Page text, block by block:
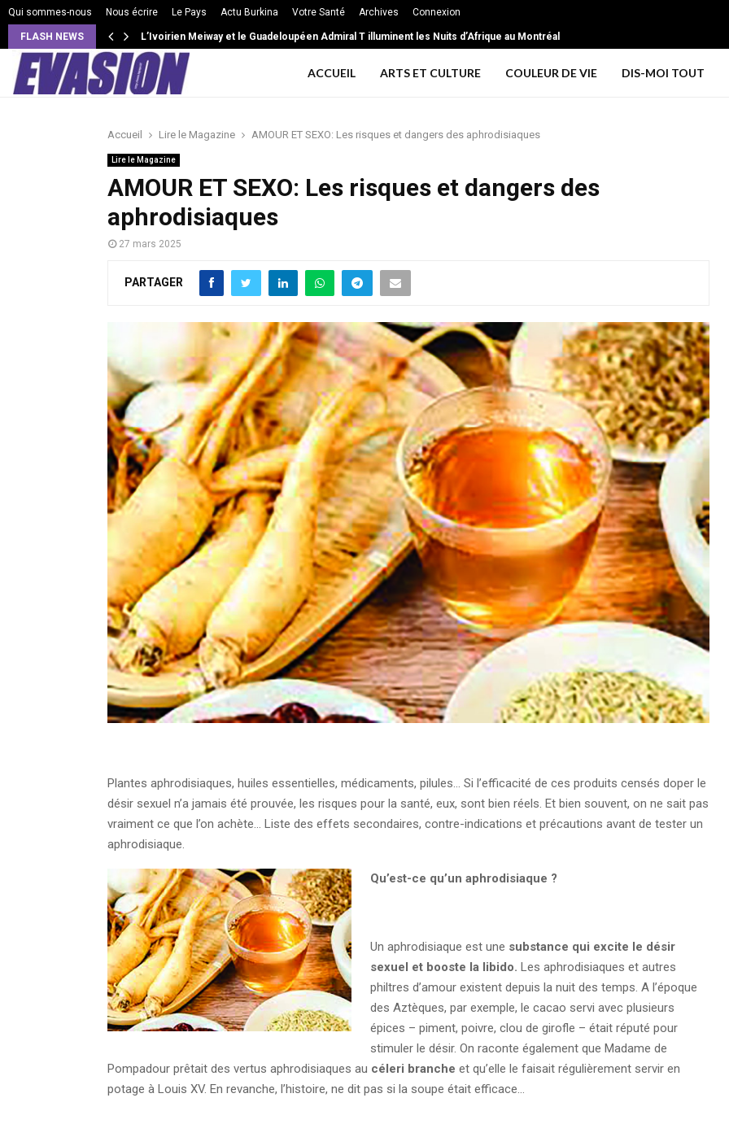
Qui sommes-nous Nous écrire Le Pays Actu Burkina Votre Santé Archives Connexion
FLASH NEWS L’Ivoirien Meiway et le Guadeloupéen Admiral T illuminent les Nuits d’Afrique au Montréal
VIE DE COUPLE: Intensité, isolement, jalousie extrême … les signes d’une relation toxique
ACCUEIL ARTS ET CULTURE COULEUR DE VIE DIS-MOI TOUT
Accueil Lire le Magazine AMOUR ET SEXO: Les risques et dangers des aphrodisiaques
Lire le Magazine
AMOUR ET SEXO: Les risques et dangers des
aphrodisiaques
27 mars 2025
PARTAGER
Plantes aphrodisiaques, huiles essentielles, médicaments, pilules… Si l’efficacité de ces produits censés doper le
désir sexuel n’a jamais été prouvée, les risques pour la santé, eux, sont bien réels. Et bien souvent, on ne sait pas
vraiment ce que l’on achète… Liste des effets secondaires, contre-indications et précautions avant de tester un
aphrodisiaque.
Qu’est-ce qu’un aphrodisiaque ?
Un aphrodisiaque est une substance qui excite le désir
sexuel et booste la libido. Les aphrodisiaques et autres
philtres d’amour existent depuis la nuit des temps. A l’époque
des Aztèques, par exemple, le cacao servi avec plusieurs
épices – piment, poivre, clou de girofle – était réputé pour
stimuler le désir. On raconte également que Madame de
Pompadour prêtait des vertus aphrodisiaques au céleri branche et qu’elle le faisait régulièrement servir en
potage à Louis XV. En revanche, l’histoire, ne dit pas si la soupe était efficace…